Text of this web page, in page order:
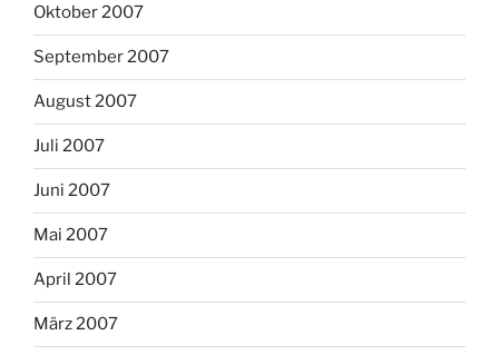
Oktober 2007
September 2007
August 2007
Juli 2007
Juni 2007
Mai 2007
April 2007
März 2007